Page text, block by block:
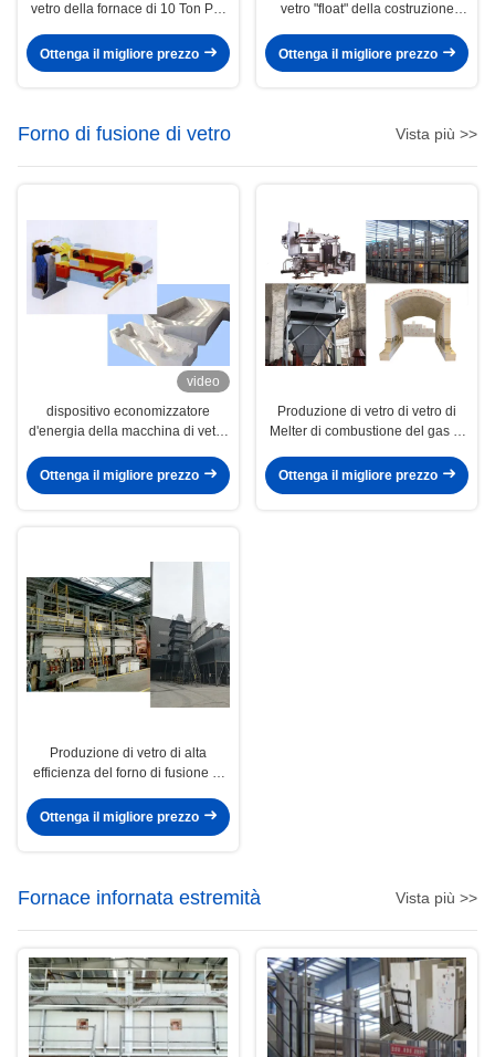
vetro della fornace di 10 Ton Per
Ottenga il migliore prezzo
vetro "float" della costruzione
Ottenga il migliore prezzo
Forno di fusione di vetro Vista più >>
video
dispositivo economizzatore
d'energia della macchina di vetro
Ottenga il migliore prezzo
Produzione di vetro di vetro di
Melter di combustione del gas di
Ottenga il migliore prezzo
Produzione di vetro di alta
efficienza del forno di fusione di
Ottenga il migliore prezzo
Fornace infornata estremità Vista più >>